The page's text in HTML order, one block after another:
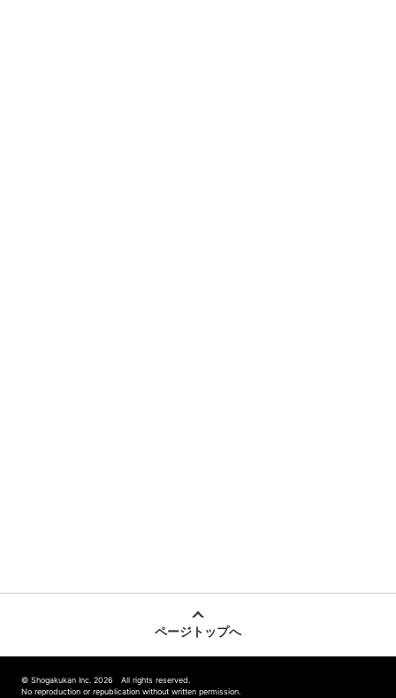
ページトップへ
© Shogakukan Inc. 2026 All rights reserved.
No reproduction or republication without written permission.